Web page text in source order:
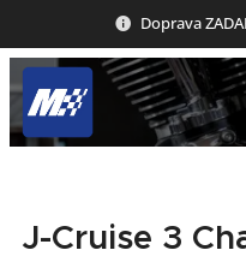
Doprava
J-Cruise 3